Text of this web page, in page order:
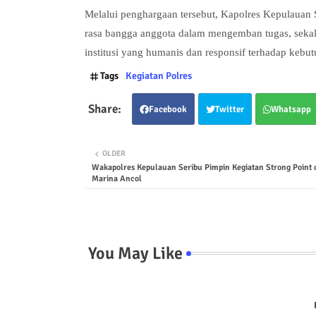
Melalui penghargaan tersebut, Kapolres
rasa bangga anggota dalam mengemban tugas,
institusi yang humanis dan responsif terhadap
Tags Kegiatan Polres
Facebook Twitter Whatsapp
OLDER
Wakapolres Kepulauan Seribu Pimpin Kegiatan Strong Point
Marina Ancol
You May Like